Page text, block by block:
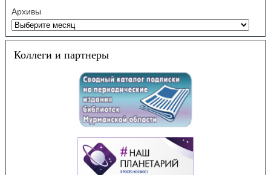
Архивы
Коллеги и партнеры